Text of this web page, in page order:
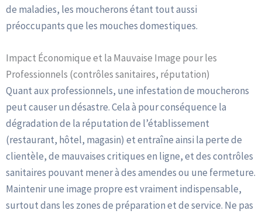
de maladies, les moucherons étant tout aussi
préoccupants que les mouches domestiques.
Impact Économique et la Mauvaise Image pour les
Professionnels (contrôles sanitaires, réputation)
Quant aux professionnels, une infestation de moucherons
peut causer un désastre. Cela à pour conséquence la
dégradation de la réputation de l’établissement
(restaurant, hôtel, magasin) et entraîne ainsi la perte de
clientèle, de mauvaises critiques en ligne, et des contrôles
sanitaires pouvant mener à des amendes ou une fermeture.
Maintenir une image propre est vraiment indispensable,
surtout dans les zones de préparation et de service. Ne pas